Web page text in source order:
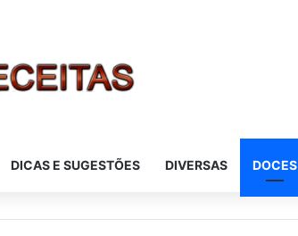
DICAS E SUGESTÕES DIVERSAS DOCES